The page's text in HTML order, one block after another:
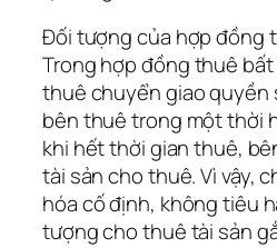
Đối tượng của hợp đồng
Trong hợp đồng thuê
thuê chuyển giao quyền
bên thuê trong một thời
khi hết thời gian thuê,
tài sản cho thuê. Vì vậy,
hóa cố định, không tiêu
tượng cho thuê tài sản